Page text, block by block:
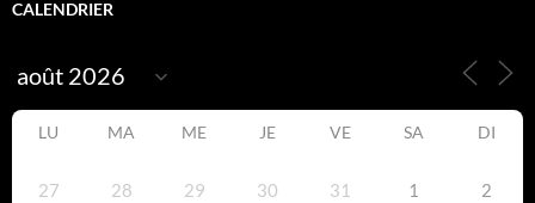
CALENDRIER
LU MA ME JE VE SA DI
27 28 29 30 31 1 2